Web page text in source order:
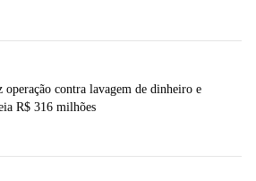
operação contra lavagem de dinheiro e
R$ 316 milhões